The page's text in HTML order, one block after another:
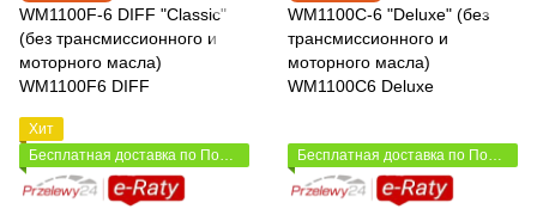
Хит
Бесплатная доставка по Польше
Бесплатная доставка по Польше